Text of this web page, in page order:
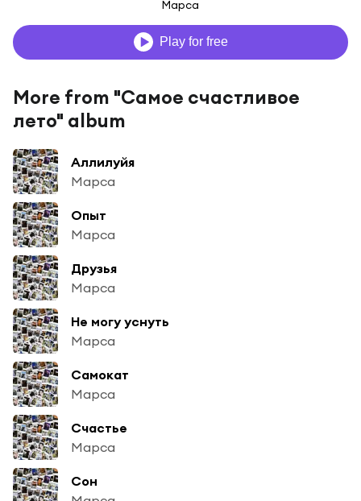
Марса
Play for free
More from "Самое счастливое
лето" album
Аллилуйя
Марса
Опыт
Марса
Друзья
Марса
Не могу уснуть
Марса
Самокат
Марса
Счастье
Марса
Сон